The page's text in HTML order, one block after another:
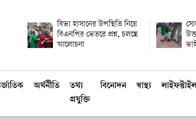
বিভা হাসানের উপস্থিতি নিয়ে
বিএনপির ভেতরে প্রশ্ন, চলছে
আলোচনা
অর্থনীতি
তথ্য
প্রযুক্তি
বিনোদন স্বাস্থ্য